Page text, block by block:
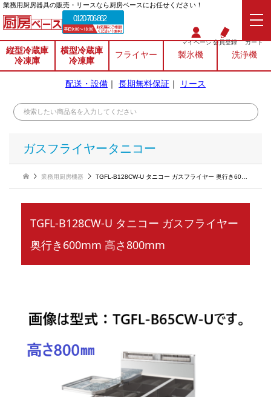
業務⽤厨房器具の販売・リースなら厨房ベースにお任せください！
0120-706-862
マイページ会員登録 カート
縦型冷蔵庫
冷凍庫
横型冷蔵庫
冷凍庫
フライヤー 製氷機 洗浄機
配送・設備 ｜ 長期無料保証 ｜ リース
ガスフライヤータニコー
業務用厨房機器 TGFL-B128CW-U タニコー ガスフライヤー 奥行き600mm 高さ800mm
TGFL-B128CW-U タニコー ガスフライヤー
奥行き600mm 高さ800mm